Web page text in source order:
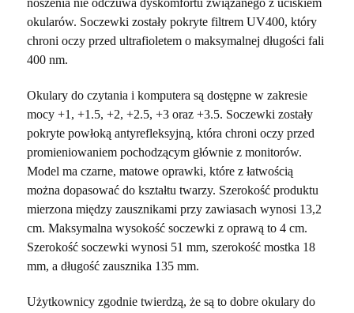
noszenia nie odczuwa dyskomfortu związanego z uciskiem
okularów. Soczewki zostały pokryte filtrem UV400, który
chroni oczy przed ultrafioletem o maksymalnej długości fali
400 nm.
Okulary do czytania i komputera są dostępne w zakresie
mocy +1, +1.5, +2, +2.5, +3 oraz +3.5. Soczewki zostały
pokryte powłoką antyrefleksyjną, która chroni oczy przed
promieniowaniem pochodzącym głównie z monitorów.
Model ma czarne, matowe oprawki, które z łatwością
można dopasować do kształtu twarzy. Szerokość produktu
mierzona między zausznikami przy zawiasach wynosi 13,2
cm. Maksymalna wysokość soczewki z oprawą to 4 cm.
Szerokość soczewki wynosi 51 mm, szerokość mostka 18
mm, a długość zausznika 135 mm.
Użytkownicy zgodnie twierdzą, że są to dobre okulary do